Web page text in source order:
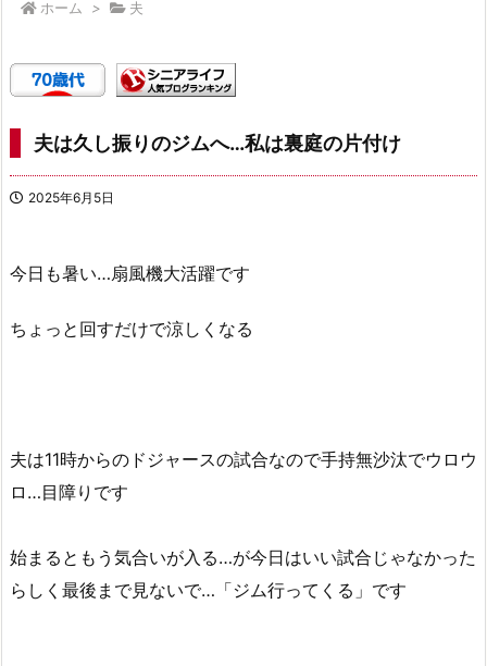
ホーム > 夫
夫は久し振りのジムへ…私は裏庭の片付け
2025年6月5日
今日も暑い…扇風機大活躍です
ちょっと回すだけで涼しくなる
夫は11時からのドジャースの試合なので手持無沙汰でウロウ
ロ…目障りです
始まるともう気合いが入る…が今日はいい試合じゃなかった
らしく最後まで見ないで…「ジム行ってくる」です